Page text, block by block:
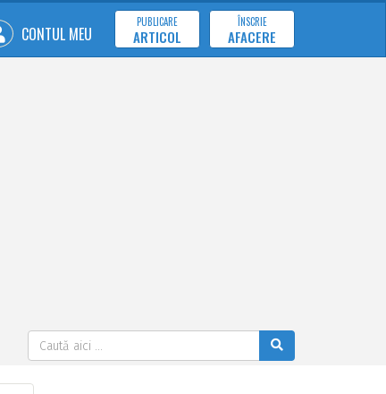
CONTUL MEU
PUBLICARE
ARTICOL
ÎNSCRIE
AFACERE